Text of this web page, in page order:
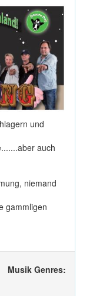
und
auch
niemand
gammligen
Musik Genres: